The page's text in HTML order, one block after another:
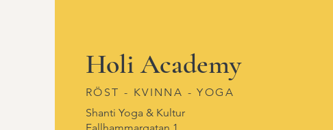
Holi Academy
RÖST - KVINNA - YOGA
Shanti Yoga & Kultur